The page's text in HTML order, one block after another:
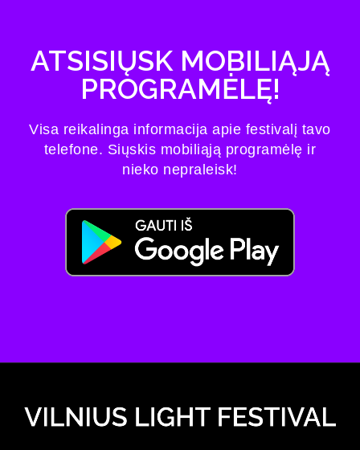
ATSISIŲSK MOBILIĄJĄ
PROGRAMĖLĘ!
Visa reikalinga informacija apie festivalį tavo
telefone. Siųskis mobiliąją programėlę ir
nieko nepraleisk!